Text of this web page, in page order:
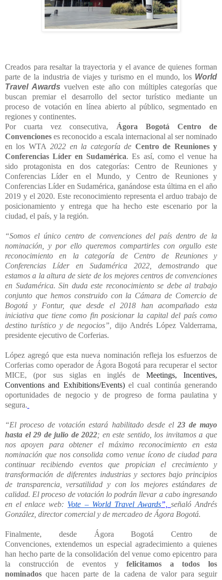
Creados para resaltar la trayectoria y el avance de quienes forman
parte de la industria de viajes y turismo en el mundo, los World
Travel Awards vuelven este año con múltiples categorías que
buscan premiar el desarrollo del sector turístico mediante un
proceso de votación en línea abierto al público, segmentado en
regiones y continentes.
Por cuarta vez consecutiva, Ágora Bogotá Centro de
Convenciones es reconocido a escala internacional al ser nominado
en los WTA 2022 en la categoría de Centro de Reuniones y
Conferencias Líder en Sudamérica. Es así, como el venue ha
sido protagonista en dos categorías: Centro de Reuniones y
Conferencias Líder en el Mundo, y Centro de Reuniones y
Conferencias Líder en Sudamérica, ganándose esta última en el año
2019 y el 2020. Este reconocimiento representa el arduo trabajo de
posicionamiento y entrega que ha hecho este escenario por la
ciudad, el país, y la región.
“Somos el único centro de convenciones del país dentro de la
nominación, y por ello queremos compartirles con orgullo este
reconocimiento en la categoría de Centro de Reuniones y
Conferencias Líder en Sudamérica 2022, demostrando que
estamos a la altura de siete de los mejores centros de convenciones
en Sudamérica. Sin duda este reconocimiento se debe al trabajo
conjunto que hemos construido con la Cámara de Comercio de
Bogotá y Fontur, que desde el 2018 han acompañado esta
iniciativa que tiene como fin posicionar la capital del país como
destino turístico y de negocios”, dijo Andrés López Valderrama,
presidente ejecutivo de Corferias.
López agregó que esta nueva nominación refleja los esfuerzos de
Corferias como operador de Ágora Bogotá para recuperar el sector
MICE, (por sus siglas en inglés de Meetings, Incentives,
Conventions and Exhibitions/Events)el cual continúa generando
oportunidades de negocio y de progreso de forma paulatina y
segura.
“El proceso de votación estará habilitado desde el 23 de mayo
hasta el 29 de julio de 2022; en este sentido, los invitamos a que
nos apoyen para obtener el máximo reconocimiento en esta
nominación que nos consolida como venue ícono de ciudad para
continuar recibiendo eventos que propician el crecimiento y
transformación de diferentes industrias y sectores bajo principios
de transparencia, versatilidad y con los mejores estándares de
calidad. El proceso de votación lo podrán llevar a cabo ingresando
en el enlace web: Vote – World Travel Awards”, señaló Andrés
González, director comercial y de mercadeo de Ágora Bogotá.
Finalmente, desde Ágora Bogotá Centro de
Convenciones, extendemos un especial agradecimiento a quienes
han hecho parte de la consolidación del venue como epicentro para
la construcción de eventos yfelicitamos a todos los
nominados que hacen parte de la cadena de valor para seguir